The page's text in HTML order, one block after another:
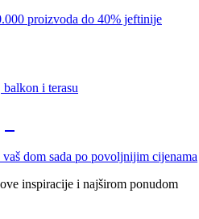
proizvoda do 40% jeftinije
i terasu
dom sada po povoljnijim cijenama
inspiracije i najširom ponudom